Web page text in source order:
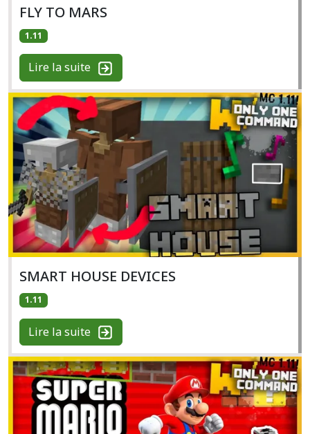
FLY TO MARS
1.11
Lire la suite
SMART HOUSE DEVICES
1.11
Lire la suite